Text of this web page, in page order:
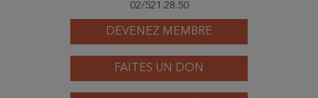
DEVENEZ MEMBRE
FAITES UN DON
02/521.28.50